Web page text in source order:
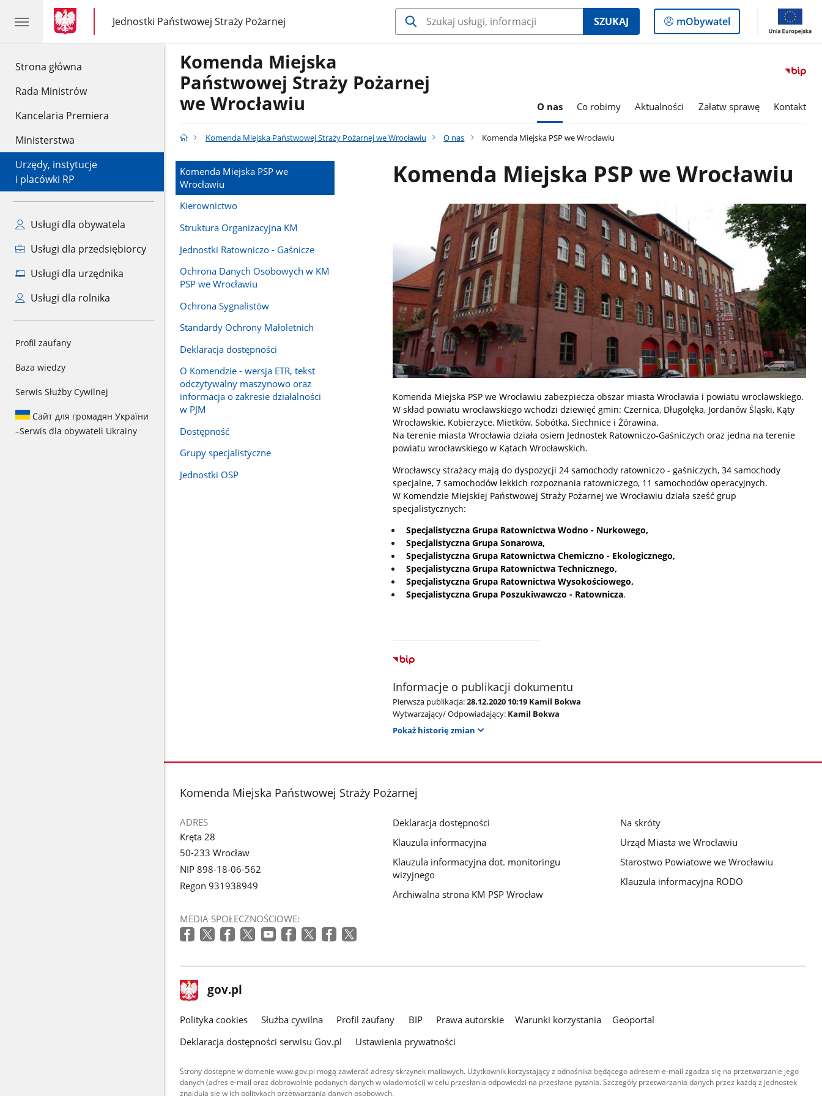
Strona główna
Rada Ministrów
Kancelaria Premiera
Ministerstwa
Urzędy, instytucje
i placówki RP
Usługi dla obywatela
Usługi dla przedsiębiorcy
Usługi dla urzędnika
Usługi dla rolnika
Profil zaufany
Baza wiedzy
Serwis Służby Cywilnej
Сайт для громадян України
–Serwis dla obywateli Ukrainy
gov.pl
gov.pl
Jednostki Państwowej Straży Pożarnej
gov.pl
Jednostki
Państwowej
SZUKAJ
Logowanie
do
mObywatel
Komenda Miejska
Państwowej Straży Pożarnej
we Wrocławiu
O nas Co robimy Aktualności Załatw sprawę Kontakt
Komenda Miejska Państwowej Straży Pożarnej we Wrocławiu O nas Komenda Miejska PSP we Wrocławiu
Komenda Miejska PSP we
Wrocławiu
Kierownictwo
Struktura Organizacyjna KM
Jednostki Ratowniczo - Gaśnicze
Ochrona Danych Osobowych w KM
PSP we Wrocławiu
Ochrona Sygnalistów
Standardy Ochrony Małoletnich
Deklaracja dostępności
O Komendzie - wersja ETR, tekst
odczytywalny maszynowo oraz
informacja o zakresie działalności
w PJM
Dostępność
Grupy specjalistyczne
Jednostki OSP
Komenda Miejska PSP we Wrocławiu
Komenda Miejska PSP we Wrocławiu zabezpiecza obszar miasta Wrocławia i powiatu wrocławskiego.
W skład powiatu wrocławskiego wchodzi dziewięć gmin: Czernica, Długołęka, Jordanów Śląski, Kąty
Wrocławskie, Kobierzyce, Mietków, Sobótka, Siechnice i Żórawina.
Na terenie miasta Wrocławia działa osiem Jednostek Ratowniczo-Gaśniczych oraz jedna na terenie
powiatu wrocławskiego w Kątach Wrocławskich.
Wrocławscy strażacy mają do dyspozycji 24 samochody ratowniczo - gaśniczych, 34 samochody
specjalne, 7 samochodów lekkich rozpoznania ratowniczego, 11 samochodów operacyjnych.
W Komendzie Miejskiej Państwowej Straży Pożarnej we Wrocławiu działa sześć grup
specjalistycznych:
Specjalistyczna Grupa Ratownictwa Wodno - Nurkowego,
Specjalistyczna Grupa Sonarowa,
Specjalistyczna Grupa Ratownictwa Chemiczno - Ekologicznego,
Specjalistyczna Grupa Ratownictwa Technicznego,
Specjalistyczna Grupa Ratownictwa Wysokościowego,
Specjalistyczna Grupa Poszukiwawczo - Ratownicza.
Informacje o publikacji dokumentu
Pierwsza publikacja:28.12.2020 10:19 Kamil Bokwa
Wytwarzający/ Odpowiadający: Kamil Bokwa
Pokaż historię zmian
stopka
Komenda Miejska Państwowej Straży Pożarnej
ADRES
Kręta 28
50-233 Wrocław
NIP 898-18-06-562
Regon 931938949
MEDIA SPOŁECZNOŚCIOWE:
Deklaracja dostępności
Klauzula informacyjna
Klauzula informacyjna dot. monitoringu
wizyjnego
Archiwalna strona KM PSP Wrocław
Na skróty
Urząd Miasta we Wrocławiu
Starostwo Powiatowe we Wrocławiu
Klauzula informacyjna RODO
stopka
gov.pl Strona
gov.pl
gov.pl
Polityka cookies Służba cywilna Profil zaufany BIP Prawa autorskie Warunki korzystania
Geoportal
Deklaracja dostępności serwisu Gov.pl
Ustawienia prywatności
Strony dostępne w domenie www.gov.pl mogą zawierać adresy skrzynek mailowych. Użytkownik korzystający z odnośnika będącego adresem e-mail zgadza się na przetwarzanie jego
danych (adres e-mail oraz dobrowolnie podanych danych w wiadomości) w celu przesłania odpowiedzi na przesłane pytania. Szczegóły przetwarzania danych przez każdą z jednostek
znajdują się w ich politykach przetwarzania danych osobowych.